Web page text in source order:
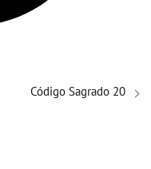
Código Sagrado 20